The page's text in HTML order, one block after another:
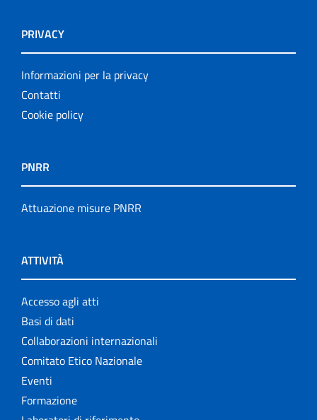
PRIVACY
Informazioni per la privacy
Contatti
Cookie policy
PNRR
Attuazione misure PNRR
ATTIVITÀ
Accesso agli atti
Basi di dati
Collaborazioni internazionali
Comitato Etico Nazionale
Eventi
Formazione